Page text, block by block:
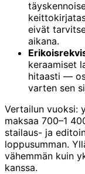
eivät
aikana.
keraamiset
hitaasti —
varten sen
Vertailun vuoksi:
maksaa 700–1
stailaus- ja
loppusumman.
vähemmän kuin
kanssa.